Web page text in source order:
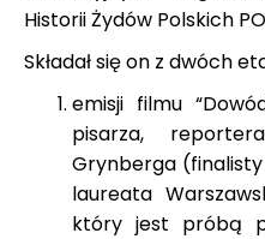
Historii Żydów Polskich
Składał się on z dwóch
emisji filmu
pisarza,
Grynberga (finalisty
laureata
który jest próbą